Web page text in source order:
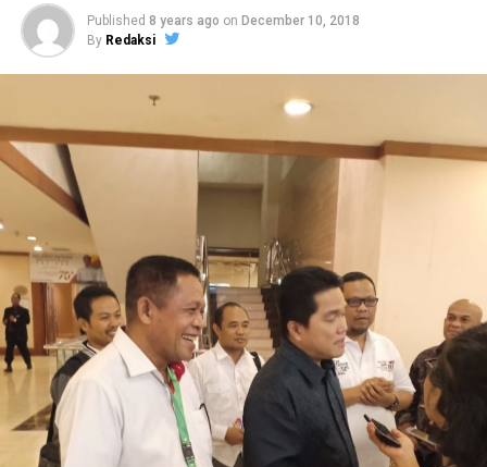
Published 8 years ago on December 10, 2018
By Redaksi